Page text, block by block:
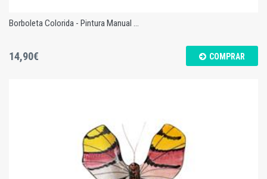
Borboleta Colorida - Pintura Manual - M
Borboleta Colorida - Pintura Manual ...
14,90€ COMPRAR